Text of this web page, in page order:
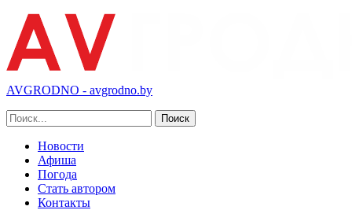
AVGRODNO - avgrodno.by
Новости
Афиша
Погода
Стать автором
Контакты